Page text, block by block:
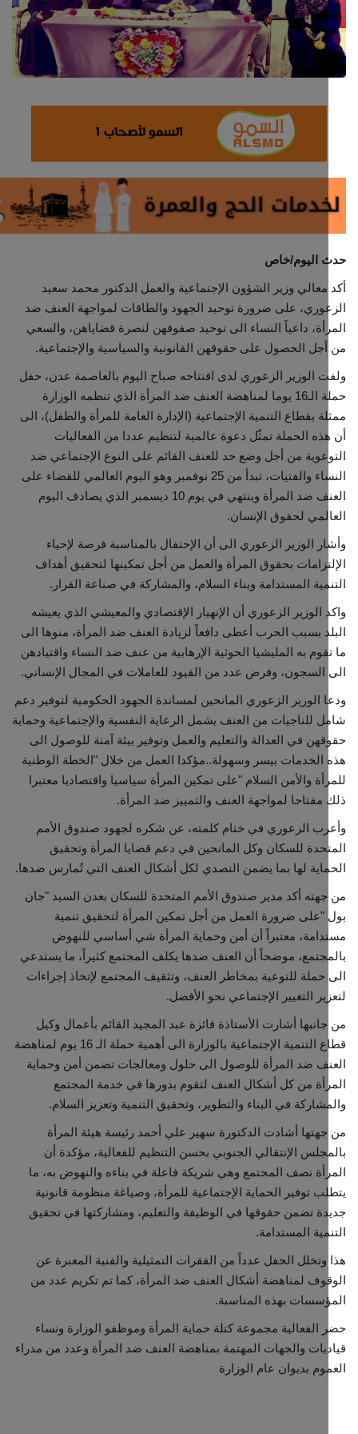
ثقافة وفن
اقتصاد
التقارير والحوارات
مؤسسة حدث اليوم
صحة
منصة حرة
تكنولوجيا وسيارات
مجتمع مدني
معرض الصور
اليوم/خاص
معالي وزير الشؤون الإجتماعية والعمل الدكتور محمد سعيد
على ضرورة توحيد الجهود والطاقات لمواجهة العنف ضد
داعياً النساء الى توحيد صفوفهن لنصرة قضاياهن، والسعي
الحصول على حقوقهن القانونية والسياسية والإجتماعية.
الوزير الزعوري لدى افتتاحه صباح اليوم بالعاصمة عدن، حفل
حملة الـ16 يوما لمناهضة العنف ضد المرأة الذي تنظمه الوزارة
بقطاع التنمية الإجتماعية (الإدارة العامة للمرأة والطفل)، الى
الحملة تمثّل دعوة عالمية لتنظيم عددا من الفعاليات
من أجل وضع حد للعنف القائم على النوع الإجتماعي ضد
النساء والفتيات، تبدأ من 25 نوفمبر وهو اليوم العالمي للقضاء على
العنف ضد المرأة وينتهي في يوم 10 ديسمبر الذي يصادف اليوم
لحقوق الإنسان.
الوزير الزعوري الى أن الإحتفال بالمناسبة فرصة لإحياء
بحقوق المرأة والعمل من أجل تمكينها لتحقيق أهداف
المستدامة وبناء السلام، والمشاركة في صناعة القرار.
الوزير الزعوري أن الإنهيار الإقتصادي والمعيشي الذي يعيشه
بسبب الحرب أعطى دافعاً لزيادة العنف ضد المرأة، منوها الى
به المليشيا الحوثية الإرهابية من عنف ضد النساء واقتيادهن
السجون، وفرض عدد من القيود للعاملات في المجال الإنساني.
الوزير الزعوري المانحين لمساندة الجهود الحكومية لتوفير دعم
للناجيات من العنف يشمل الرعاية النفسية والإجتماعية وحماية
في العدالة والتعليم والعمل وتوفير بيئة آمنة للوصول الى
الخدمات بيسر وسهولة..مؤكدا العمل من خلال "الخطة الوطنية
والأمن السلام "على تمكين المرأة سياسيا واقتصاديا معتبرا
لمواجهة العنف والتمييز ضد المرأة.
الزعوري في ختام كلمته، عن شكره لجهود صندوق الأمم
للسكان وكل المانحين في دعم قضايا المرأة وتحقيق
لها بما يضمن التصدي لكل أشكال العنف التي تُمارس ضدها.
أكد مدير صندوق الأمم المتحدة للسكان بعدن السيد "جان
"على ضرورة العمل من أجل تمكين المرأة لتحقيق تنمية
معتبراً أن أمن وحماية المرأة شي أساسي للنهوض
موضحاً أن العنف ضدها يكلف المجتمع كثيراً، ما يستدعي
للتوعية بمخاطر العنف، وتثقيف المجتمع لإتخاذ إجراءات
التغيير الإجتماعي نحو الأفضل.
أشارت الأستاذة فائزة عبد المجيد القائم بأعمال وكيل
قطاع التنمية الإجتماعية بالوزارة الى أهمية حملة الـ 16 يوم لمناهضة
ضد المرأة للوصول الى حلول ومعالجات تضمن أمن وحماية
من كل أشكال العنف لتقوم بدورها في خدمة المجتمع
في البناء والتطوير، وتحقيق التنمية وتعزيز السلام.
أشادت الدكتورة سهير علي أحمد رئيسة هيئة المرأة
الإنتقالي الجنوبي بحسن التنظيم للفعالية، مؤكدة أن
نصف المجتمع وهي شريكة فاعلة في بناءه والنهوض به، ما
توفير الحماية الإجتماعية للمرأة، وصياغة منظومة قانونية
تضمن حقوقها في الوظيفة والتعليم، ومشاركتها في تحقيق
المستدامة.
الحفل عدداً من الفقرات التمثيلية والفنية المعبرة عن
لمناهضة أشكال العنف ضد المرأة، كما تم تكريم عدد من
بهذه المناسبة.
مجموعة كتلة حماية المرأة وموظفو الوزارة ونساء
والجهات المهتمة بمناهضة العنف ضد المرأة وعدد من مدراء
بديوان عام الوزارة